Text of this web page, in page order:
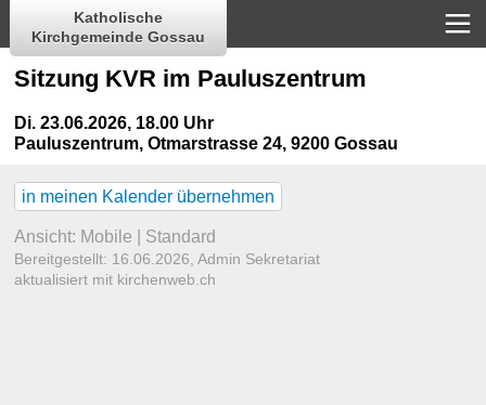
Katholische
Kirchgemeinde Gossau
Sitzung KVR im Pauluszentrum
Di. 23.06.2026, 18.00 Uhr
Pauluszentrum,Otmarstrasse 24, 9200 Gossau
in meinen Kalender übernehmen
Ansicht: Mobile Standard
Bereitgestellt: 16.06.2026,Admin Sekretariat
aktualisiert mit kirchenweb.ch